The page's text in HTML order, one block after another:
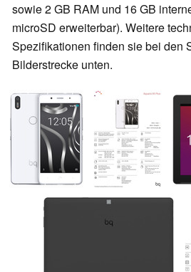
sowie 2 GB RAM und 16 GB
microSD erweiterbar). Weitere
Spezifikationen finden sie bei den
Bilderstrecke unten.